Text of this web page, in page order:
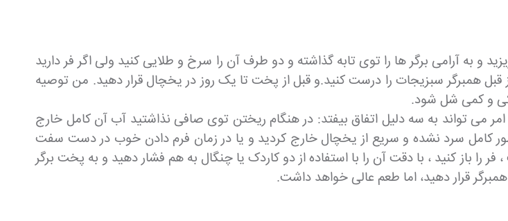
و به آرامی برگر ها را توی تابه گذاشته و دو طرف آن را سرخ و طلایی کنید ولی اگر فر دارید
قبل همبرگر سبزیجات را درست کنید.و قبل از پخت تا یک روز در یخچال قرار دهید. من توصیه
و کمی شل شود.
می تواند به سه دلیل اتفاق بیفتد: در هنگام ریختن توی صافی نذاشتید آب آن کامل خارج
کامل سرد نشده و سریع از یخچال خارج کردید و یا در زمان فرم دادن خوب در دست سفت
باز کنید ، با دقت آن را با استفاده از دو کاردک یا چنگال به هم فشار دهید و به پخت برگر
قرار دهید، اما طعم عالی خواهد داشت.